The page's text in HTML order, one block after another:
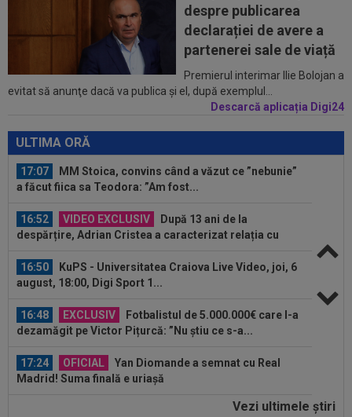
despre publicarea
declarației de avere a
partenerei sale de viață
Premierul interimar Ilie Bolojan a
evitat să anunţe dacă va publica şi el, după exemplul...
Descarcă aplicația Digi24
ULTIMA ORĂ
FIFA încă datorează cluburilor 215 milioane de
euro după Campionatul Mondial al...
17:15
Ioan Varga a făcut anunțul despre transferul lui
Billel Omrani la CFR Cluj
la Campionatul Mondial. Singura...
17:07
MM Stoica, convins când a văzut ce ”nebunie”
a făcut fiica sa Teodora: ”Am fost...
16:52 VIDEO EXCLUSIV
După 13 ani de la
despărțire, Adrian Cristea a caracterizat relația cu
16:50
KuPS - Universitatea Craiova Live Video, joi, 6
august, 18:00, Digi Sport 1...
16:48 EXCLUSIV
Fotbalistul de 5.000.000€ care l-a
dezamăgit pe Victor Pițurcă: ”Nu știu ce s-a...
17:24 OFICIAL
Yan Diomande a semnat cu Real
Madrid! Suma finală e uriașă
FIFA încă datorează cluburilor 215 milioane de
Vezi ultimele ştiri